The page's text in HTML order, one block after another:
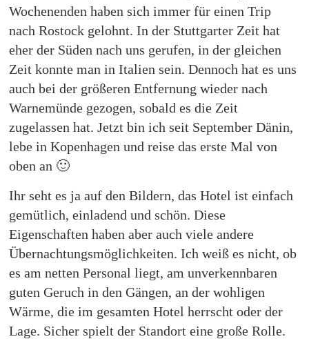
Wochenenden haben sich immer für einen Trip
nach Rostock gelohnt. In der Stuttgarter Zeit hat
eher der Süden nach uns gerufen, in der gleichen
Zeit konnte man in Italien sein. Dennoch hat es uns
auch bei der größeren Entfernung wieder nach
Warnemünde gezogen, sobald es die Zeit
zugelassen hat. Jetzt bin ich seit September Dänin,
lebe in Kopenhagen und reise das erste Mal von
oben an 🙂
Ihr seht es ja auf den Bildern, das Hotel ist einfach
gemütlich, einladend und schön. Diese
Eigenschaften haben aber auch viele andere
Übernachtungsmöglichkeiten. Ich weiß es nicht, ob
es am netten Personal liegt, am unverkennbaren
guten Geruch in den Gängen, an der wohligen
Wärme, die im gesamten Hotel herrscht oder der
Lage. Sicher spielt der Standort eine große Rolle.